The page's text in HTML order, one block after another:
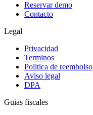
Reservar demo
Contacto
Legal
Privacidad
Terminos
Politica de reembolso
Aviso legal
DPA
Guias fiscales